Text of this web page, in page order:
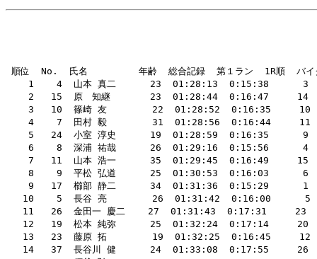
順位  No.  氏名         年齢  総合記録  第１ラ
1    4  山本 真二      23  01:28:13  0:15:38      3
2   15  原　知継       23  01:28:44  0:16:47     14
3   10  篠崎 友        22  01:28:52
4    7  田村 毅        31  01:28:56
5   24  小室 淳史      19  01:28:59  0:16:35
6    8  深浦 祐哉      26  01:29:16
7   11  山本 浩一      35  01:29:45
8    9  平松 弘道      25  01:30:53  0:16:03
9   17  櫛部 静二      34  01:31:36
10    5  長谷 亮        26  01:31:42  0:16:00
11   26  金田一 慶二    27
12   19  松本 純弥      25  01:32:24  0:17:14
13   23  藤原 拓        19  01:32:25  0:16:45
14   37  長谷川 健      24  01:33:08